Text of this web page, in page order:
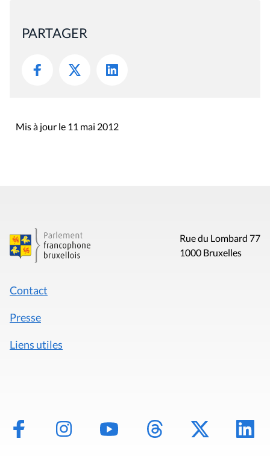
PARTAGER
Mis à jour le 11 mai 2012
Rue du Lombard 77
1000 Bruxelles
Contact
Presse
Liens utiles